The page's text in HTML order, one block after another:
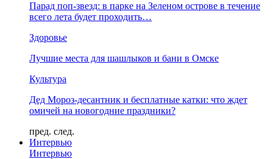
Парад поп-звезд: в парке на Зеленом острове в течение
всего лета будет проходить…
Здоровье
Лучшие места для шашлыков и бани в Омске
Культура
Дед Мороз-десантник и бесплатные катки: что ждет
омичей на новогодние праздники?
пред. след.
Интервью
Интервью